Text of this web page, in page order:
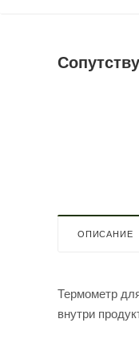
ОПИСАНИЕ
Термометр
внутри